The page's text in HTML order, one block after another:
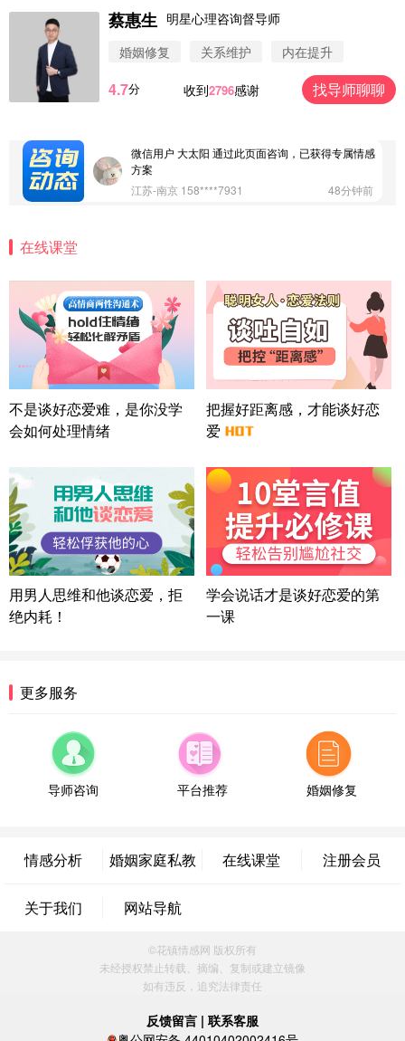
蔡惠生 明星心理咨询督导师
婚姻修复
关系维护 内在提升
4.7分 收到2796感谢 找导师聊聊
微信用户 圆圈 通过此页面咨询，已获得专属情感方
案
微信用户 Vnno 通过此页面咨询，已获得专属情感方
微信用户 大太阳 通过此页面咨询，已获得专属情感
方案
江苏-南京 158****7931
48分钟前
情感方案
北京-朝阳 151****3189
22分钟前
微信用户 巧?媚儿 通过此页面咨询，已获得专属情感
方案
上海-浦东 177****9074
56分钟前
微信用户 Liberty 通过此页面咨询，已获得专属情感
方案
广东-广州 188****5632
湖北-武汉 135****7410
41分钟前
微信用户 困困魚? 通过此页面咨询，已获得专属情感
方案
陕西-西安 139****6283
3分钟前
情感方案
浙江-宁波 150****8921
福建-厦门 159****4462
53分钟前
微信用户 凌乱小羊 通过此页面咨询，已获得专属情
辽宁-大连 176****2843
39分钟前
属情感方案
微信用户 墨笙 通过此页面咨询，已获得专属情感方
案
江苏-苏州 188****5187
微信用户 谢思明 通过此页面咨询，已获得专属情感
方案
在线课堂
不是谈好恋爱难，是你没学
会如何处理情绪
把握好距离感，才能谈好恋
爱
用男人思维和他谈恋爱，拒
绝内耗！
学会说话才是谈好恋爱的第
一课
更多服务
导师咨询 平台推荐 婚姻修复
情感分析 婚姻家庭私教 在线课堂 注册会员
关于我们 网站导航
©花镇情感网 版权所有
未经授权禁止转载、摘编、复制或建立镜像
如有违反，追究法律责任
反馈留言 | 联系客服